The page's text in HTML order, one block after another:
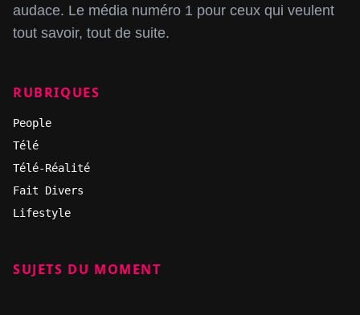
audace. Le média numéro 1 pour ceux qui veulent
tout savoir, tout de suite.
RUBRIQUES
People
Télé
Télé-Réalité
Fait Divers
Lifestyle
SUJETS DU MOMENT